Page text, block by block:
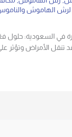
لرش الهاموش
في السعودية: حلول
تنقل الأمراض وتؤثر